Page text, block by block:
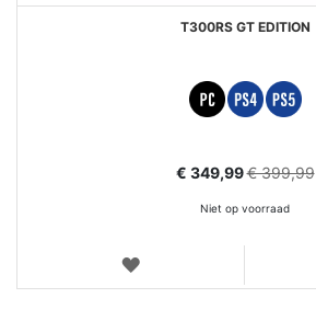
T300RS GT EDITION
Aanbiedingsprijs
€ 349,99€ 399,99
Niet op voorraad
VERLANGLIJST